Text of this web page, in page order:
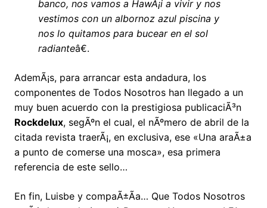
banco, nos vamos a HawÃ¡i a vivir y nos
vestimos con un albornoz azul piscina y
nos lo quitamos para bucear en el sol
radianteâ€.
AdemÃ¡s, para arrancar esta andadura, los
componentes de Todos Nosotros han llegado a un
muy buen acuerdo con la prestigiosa publicaciÃ³n
Rockdelux, segÃºn el cual, el nÃºmero de abril de la
citada revista traerÃ¡, en exclusiva, ese «Una araÃ±a
a punto de comerse una mosca», esa primera
referencia de este sello…
En fin, Luisbe y compaÃ±Ã­a… Que Todos Nosotros